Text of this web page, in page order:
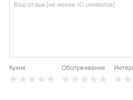
Кухня Обслуживание